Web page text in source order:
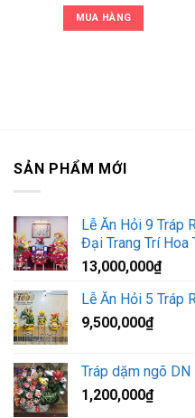
MUA HÀNG
SẢN PHẨM MỚI
Lễ Ăn Hỏi 9 Tráp
Đại Trang Trí Hoa
13,000,000₫
Lễ Ăn Hỏi 5 Tráp
9,500,000₫
Tráp dặm ngõ
1,200,000₫